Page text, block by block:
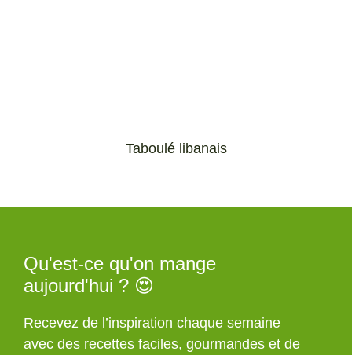
Taboulé libanais
Qu'est-ce qu'on mange
aujourd'hui ? 😍
Recevez de l’inspiration chaque semaine
avec des recettes faciles, gourmandes et de